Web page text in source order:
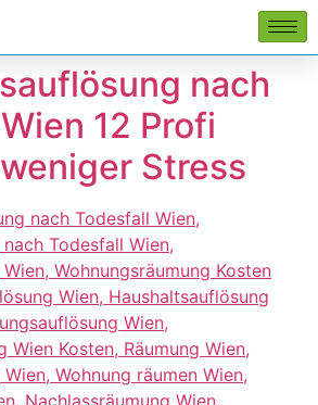
nach
12 Profi
Stress